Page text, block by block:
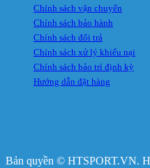
Chính sách vận chuyển
Chính sách bảo hành
Chính sách đổi trả
Chính sách xử lý khiếu nại
Chính sách bảo trì định kỳ
Hướng dẫn đặt hàng
Bản quyền © HTSPORT.VN.